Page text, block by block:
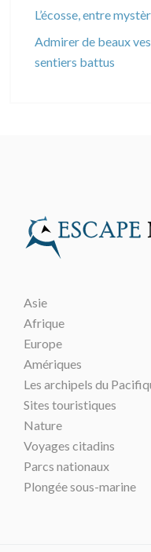
L’écosse, entre
Admirer de beaux
sentiers battus
Asie
Afrique
Europe
Amériques
Les archipels du
Sites touristiques
Nature
Voyages citadins
Parcs nationaux
Plongée sous-marine